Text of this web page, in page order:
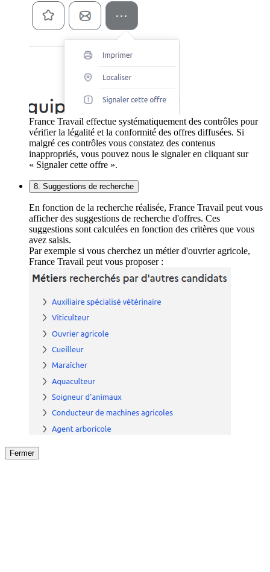
France Travail effectue systématiquement des contrôles pour
vérifier la légalité et la conformité des offres diffusées. Si
malgré ces contrôles vous constatez des contenus
inappropriés, vous pouvez nous le signaler en cliquant sur
« Signaler cette offre ».
8. Suggestions de recherche
En fonction de la recherche réalisée, France Travail peut vous
afficher des suggestions de recherche d'offres. Ces
suggestions sont calculées en fonction des critères que vous
avez saisis.
Par exemple si vous cherchez un métier d'ouvrier agricole,
France Travail peut vous proposer :
Fermer